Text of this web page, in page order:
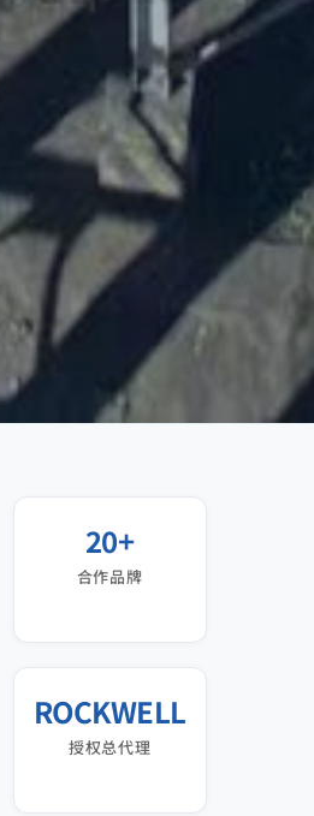
20+
合作品牌
ROCKWELL
授权总代理